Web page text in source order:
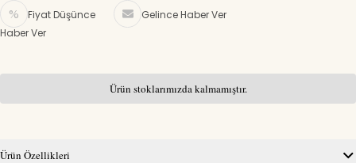
Fiyat Düşünce
Haber Ver
Gelince Haber Ver
Ürün stoklarımızda kalmamıştır.
Ürün Özellikleri